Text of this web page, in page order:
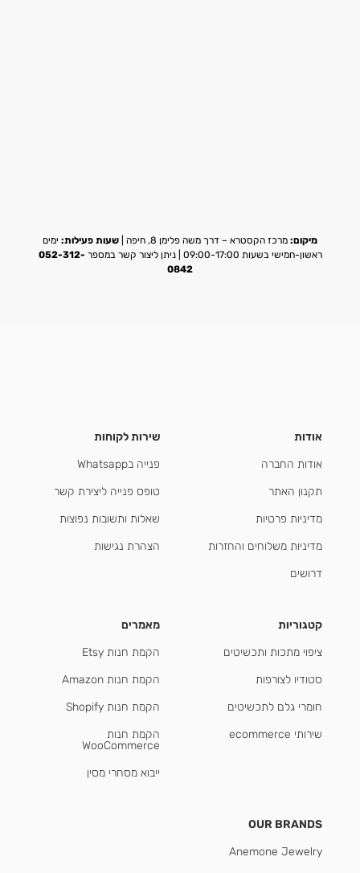
מיקום: מרכז הקסטרא – דרך משה פלימן 8, חיפה | שעות פעילות: ימים
ראשון-חמישי בשעות 09:00-17:00 | ניתן ליצור קשר במספר
052-312-
0842
אודות
אודות החברה
תקנון האתר
מדיניות פרטיות
מדיניות משלוחים והחזרות
דרושים
שירות לקוחות
פנייה בWhatsapp
טופס פנייה ליצירת קשר
שאלות ותשובות נפוצות
הצהרת נגישות
קטגוריות
ציפוי מתכות ותכשיטים
סטודיו לצורפות
חומרי גלם לתכשיטים
שירותי ecommerce
מאמרים
הקמת חנות Etsy
הקמת חנות Amazon
הקמת חנות Shopify
הקמת חנות
WooCommerce
ייבוא מסחרי מסין
OUR BRANDS
Anemone Jewelry